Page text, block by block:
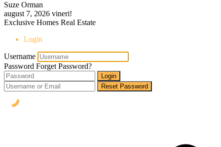
Suze Orman
august 7, 2026 vineri!
Exclusive Homes Real Estate
Login
Username
Password Forget Password?
Login
Reset Password